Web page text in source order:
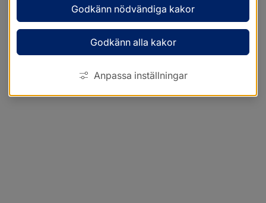
Godkänn nödvändiga kakor
Godkänn alla kakor
Anpassa inställningar